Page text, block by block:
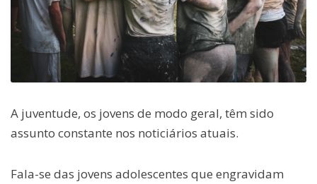
A juventude, os jovens de modo geral, têm sido
assunto constante nos noticiários atuais.
Fala-se das jovens adolescentes que engravidam